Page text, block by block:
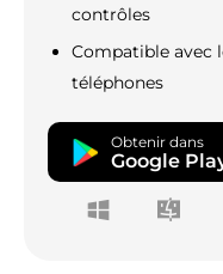
contrôles
Compatible avec
téléphones
Obtenir dans
Google